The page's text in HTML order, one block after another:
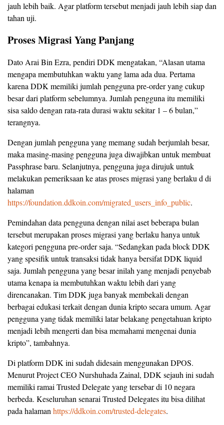
jauh lebih baik. Agar platform tersebut menjadi jauh lebih siap dan
tahan uji.
Proses Migrasi Yang Panjang
Dato Arai Bin Ezra, pendiri DDK mengatakan, “Alasan utama
mengapa membutuhkan waktu yang lama ada dua. Pertama
karena DDK memiliki jumlah pengguna pre-order yang cukup
besar dari platform sebelumnya. Jumlah pengguna itu memiliki
sisa saldo dengan rata-rata durasi waktu sekitar 1 – 6 bulan,”
terangnya.
Dengan jumlah pengguna yang memang sudah berjumlah besar,
maka masing-masing pengguna juga diwajibkan untuk membuat
Passphrase baru. Selanjutnya, pengguna juga dirujuk untuk
melakukan pemeriksaan ke atas proses migrasi yang berlaku d di
halaman
https://foundation.ddkoin.com/migrated_users_info_public.
Pemindahan data pengguna dengan nilai aset beberapa bulan
tersebut merupakan proses migrasi yang berlaku hanya untuk
kategori pengguna pre-order saja. “Sedangkan pada block DDK
yang spesifik untuk transaksi tidak hanya bersifat DDK liquid
saja. Jumlah pengguna yang besar inilah yang menjadi penyebab
utama kenapa ia membutuhkan waktu lebih dari yang
direncanakan. Tim DDK juga banyak membekali dengan
berbagai edukasi terkait dengan dunia kripto secara umum. Agar
pengguna yang tidak memiliki latar belakang pengetahuan kripto
menjadi lebih mengerti dan bisa memahami mengenai dunia
kripto”, tambahnya.
Di platform DDK ini sudah didesain menggunakan DPOS.
Menurut Project CEO Nurshuhada Zainal, DDK sejauh ini sudah
memiliki ramai Trusted Delegate yang tersebar di 10 negara
berbeda. Keseluruhan senarai Trusted Delegates itu bisa dilihat
pada halaman https://ddkoin.com/trusted-delegates.